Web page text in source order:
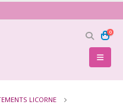
0
LICORNE